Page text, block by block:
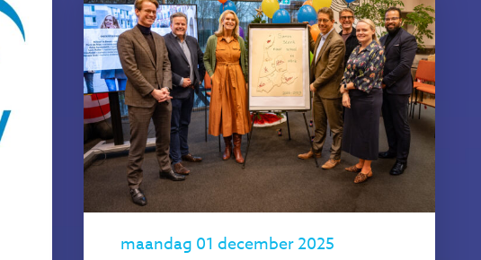
maandag 01 december 2025